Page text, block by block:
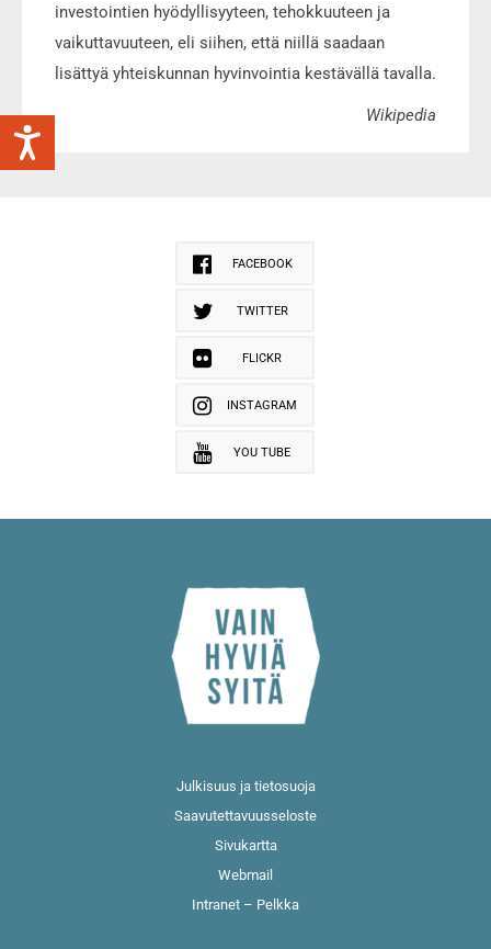
investointien hyödyllisyyteen, tehokkuuteen ja
vaikuttavuuteen, eli siihen, että niillä saadaan
lisättyä yhteiskunnan hyvinvointia kestävällä tavalla.
Wikipedia
FACEBOOK
TWITTER
FLICKR
INSTAGRAM
YOU TUBE
Julkisuus ja tietosuoja
Saavutettavuusseloste
Sivukartta
Webmail
Intranet – Pelkka